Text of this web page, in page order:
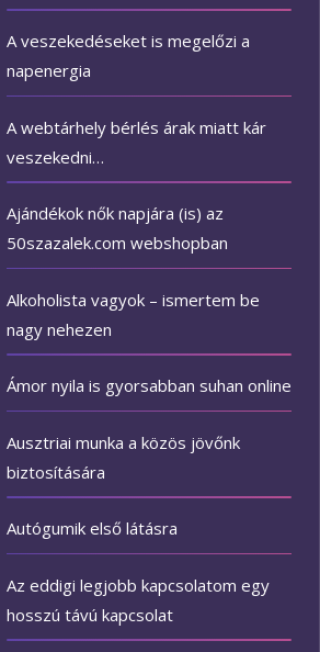
A veszekedéseket is megelőzi a
napenergia
A webtárhely bérlés árak miatt kár
veszekedni…
Ajándékok nők napjára (is) az
50szazalek.com webshopban
Alkoholista vagyok – ismertem be
nagy nehezen
Ámor nyila is gyorsabban suhan online
Ausztriai munka a közös jövőnk
biztosítására
Autógumik első látásra
Az eddigi legjobb kapcsolatom egy
hosszú távú kapcsolat